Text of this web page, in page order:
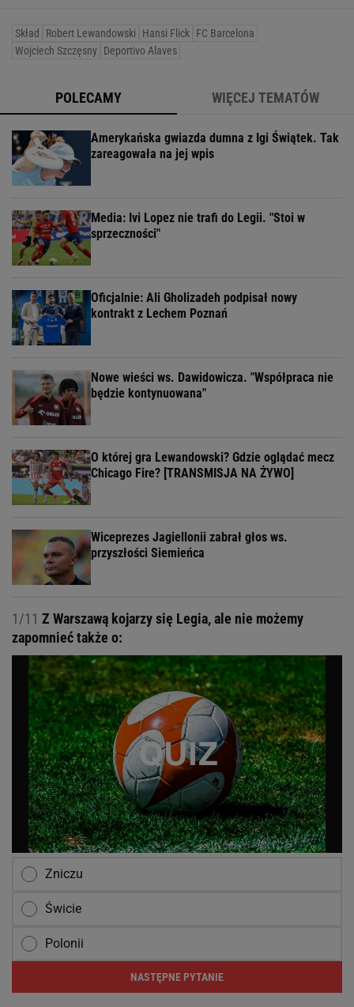
Skład Robert Lewandowski Hansi Flick FC Barcelona
Wojciech Szczęsny Deportivo Alaves
POLECAMY WIĘCEJ TEMATÓW
Amerykańska gwiazda dumna z Igi Świątek. Tak
zareagowała na jej wpis
Media: Ivi Lopez nie trafi do Legii. "Stoi w
sprzeczności"
Oficjalnie: Ali Gholizadeh podpisał nowy
kontrakt z Lechem Poznań
Nowe wieści ws. Dawidowicza. "Współpraca nie
będzie kontynuowana"
O której gra Lewandowski? Gdzie oglądać mecz
Chicago Fire? [TRANSMISJA NA ŻYWO]
Wiceprezes Jagiellonii zabrał głos ws.
przyszłości Siemieńca
1/11 Z Warszawą kojarzy się Legia, ale nie możemy
zapomnieć także o:
Zniczu
Świcie
Polonii
NASTĘPNE PYTANIE